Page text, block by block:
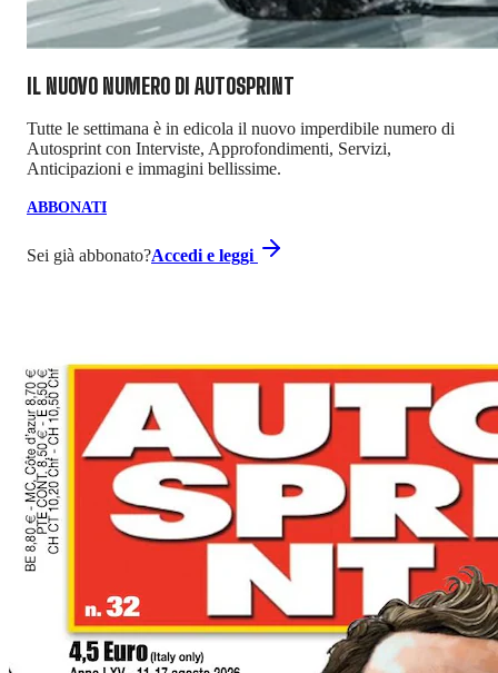
IL NUOVO NUMERO DI AUTOSPRINT
Tutte le settimana è in edicola il nuovo imperdibile numero di
Autosprint con Interviste, Approfondimenti, Servizi,
Anticipazioni e immagini bellissime.
ABBONATI
Sei già abbonato?Accedi e leggi